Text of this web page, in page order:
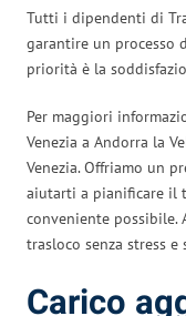
Tutti i dipendenti di
garantire un processo
priorità è la
Per maggiori
Venezia a Andorra la
Venezia. Offriamo un
aiutarti a pianificare il
conveniente possibile.
trasloco senza stress e
Carico